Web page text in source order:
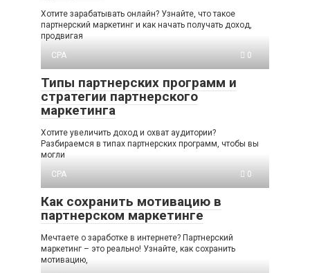
Хотите зарабатывать онлайн? Узнайте, что такое
партнерский маркетинг и как начать получать доход,
продвигая
CPA
0
Типы партнерских программ и
стратегии партнерского
маркетинга
Хотите увеличить доход и охват аудитории?
Разбираемся в типах партнерских программ, чтобы вы
могли
CPA
0
Как сохранить мотивацию в
партнерском маркетинге
Мечтаете о заработке в интернете? Партнерский
маркетинг – это реально! Узнайте, как сохранить
мотивацию,